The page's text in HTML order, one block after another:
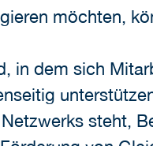
möchten,
in dem sich
steht,